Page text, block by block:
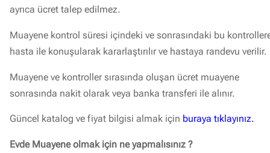
ayrıca ücret talep edilmez.
Muayene kontrol süresi içindeki ve sonrasındaki bu
hasta ile konuşularak kararlaştırılır ve hastaya randevu verilir.
Muayene ve kontroller sırasında oluşan ücret muayene
sonrasında nakit olarak veya banka transferi ile alınır.
Güncel katalog ve fiyat bilgisi almak için buraya tıklayınız.
Evde Muayene olmak için ne yapmalısınız ?